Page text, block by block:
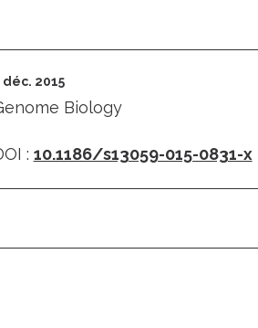
déc. 2015
Biology
: 10.1186/s13059-015-0831-x